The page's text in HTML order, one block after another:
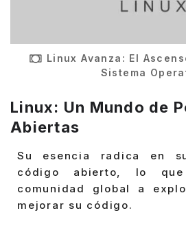
Linux Avanza: El
Sistema
Linux: Un Mundo de
Abiertas
Su esencia radica en
código abierto, lo
comunidad global a
mejorar su código.